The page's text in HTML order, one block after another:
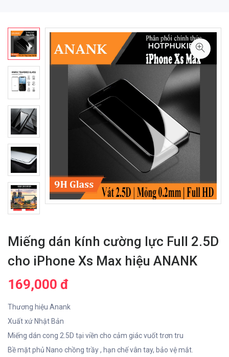
Miếng dán kính cường lực Full 2.5D
cho iPhone Xs Max hiệu ANANK
169,000 đ
Thương hiệu Anank
Xuất xứ Nhật Bản
Miếng dán cong 2.5D tại viền cho cảm giác vuốt trơn tru
Bề mặt phủ Nano chồng trầy , hạn chế vân tay, bảo vệ mắt.